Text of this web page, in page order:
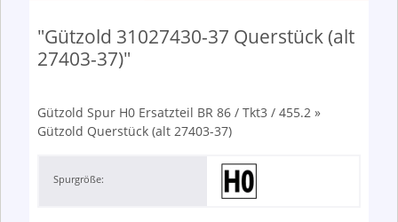
"Gützold 31027430-37 Querstück (alt
27403-37)"
Gützold Spur H0 Ersatzteil BR 86 / Tkt3 / 455.2 »
Gützold Querstück (alt 27403-37)
Spurgröße: